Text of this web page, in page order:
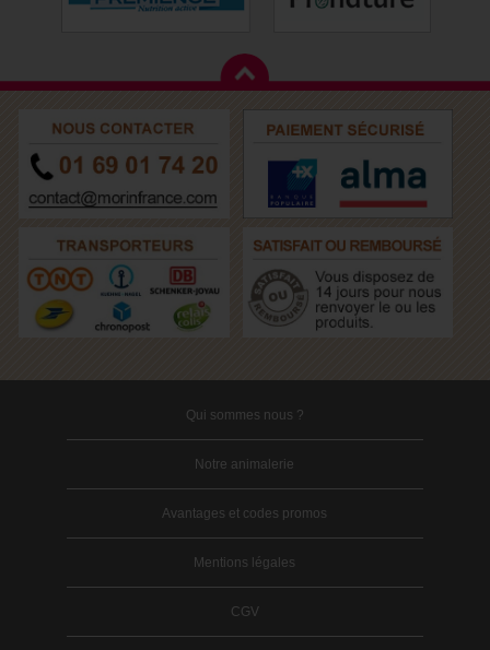
Qui sommes nous ?
Notre animalerie
Avantages et codes promos
Mentions légales
CGV